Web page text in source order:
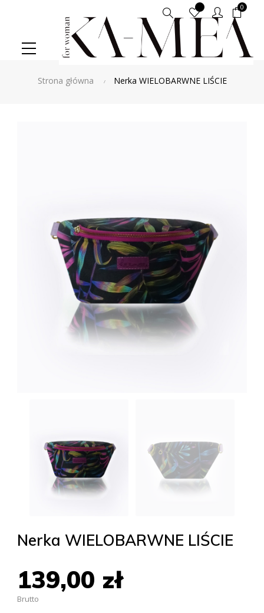
Szukaj 0
Strona główna Nerka WIELOBARWNE LIŚCIE
Nerka WIELOBARWNE LIŚCIE
139,00 zł
Brutto